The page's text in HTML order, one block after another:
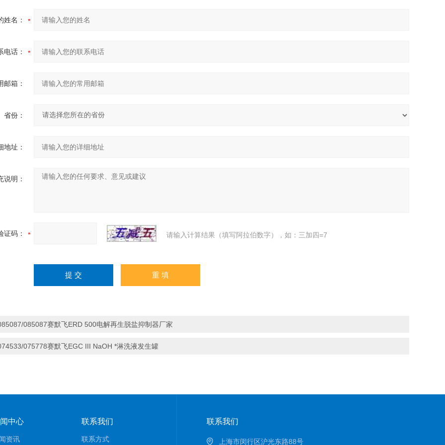
姓名：
电话：
邮箱：
省份：
地址：
说明：
证码： 请输入计算结果（填写阿拉伯数字），如：三加四=7
085087赛默飞ERD 500电解再生脱盐抑制器厂家
075778赛默飞EGC III NaOH *淋洗液发生罐
中心
资讯
联系我们
联系方式
联系我们
上海市闵行区沪光东路88号